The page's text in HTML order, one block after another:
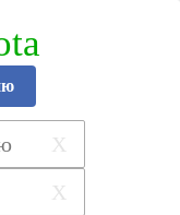
X
X